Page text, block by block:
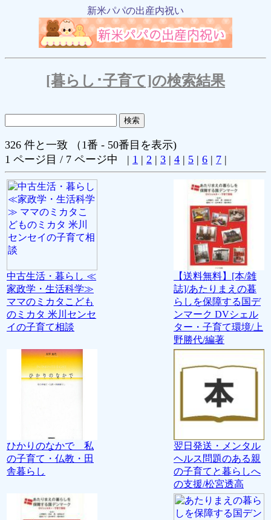
新米パパの出産内祝い
[暮らし･子育て]の検索結果
326 件と一致 （1番 - 50番目を表示)
1 ページ目 / 7 ページ中 | 1 | 2 | 3 | 4 | 5 | 6 | 7 |
中古生活・暮らし ≪
家政学・生活科学≫
ママのミカタこども
のミカタ 米川センセ
イの子育て相談
【送料無料】[本/雑
誌]/あたりまえの暮
らしを保障する国デ
ンマーク DVシェル
ター・子育て環境/上
野勝代/編著
ひかりのなかで 私
の子育て・仏教・田
舎暮らし
翌日発送・メンタル
ヘルス問題のある親
の子育てと暮らしへ
の支援/松宮透高